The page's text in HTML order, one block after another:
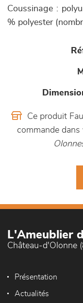
Coussinage :
% polyester
Ce produit
commande dans
L'Ameublier
Château-d'Olonne
Présentation
Actualités